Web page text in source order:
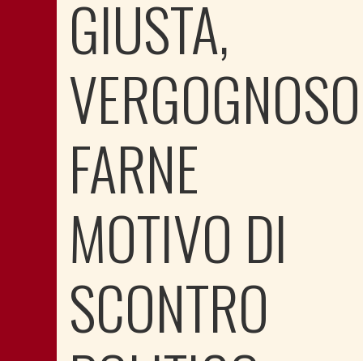
GIUSTA,
VERGOGNOSO
FARNE
MOTIVO DI
SCONTRO